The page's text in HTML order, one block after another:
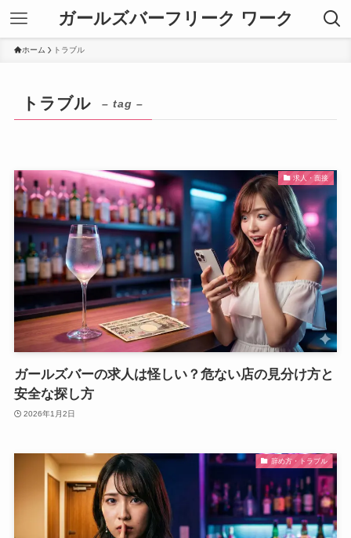
ガールズバーフリーク ワーク
ホーム トラブル
トラブル – tag –
求人・面接
ガールズバーの求人は怪しい？危ない店の見分け方と
安全な探し方
2026年1月2日
辞め方・トラブル